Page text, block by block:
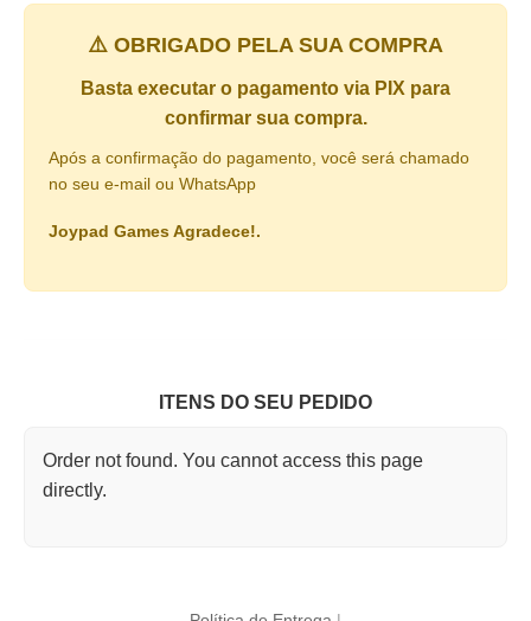
⚠️ OBRIGADO PELA SUA COMPRA
Basta executar o pagamento via PIX para
confirmar sua compra.
Após a confirmação do pagamento, você será chamado
no seu e-mail ou WhatsApp
Joypad Games Agradece!.
ITENS DO SEU PEDIDO
Order not found. You cannot access this page
directly.